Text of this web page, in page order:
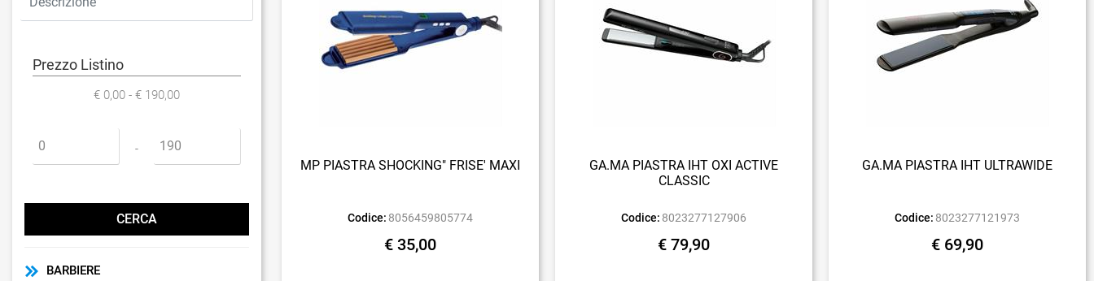
Prezzo Listino
€ 0,00 - € 190,00
Prezzo minimo - Prezzo massimo
BARBIERE
MP PIASTRA SHOCKING" FRISE' MAXI
Codice: 8056459805774
€ 35,00
GA.MA PIASTRA IHT OXI ACTIVE
CLASSIC
Codice: 8023277127906
€ 79,90
GA.MA PIASTRA IHT ULTRAWIDE
Codice: 8023277121973
€ 69,90